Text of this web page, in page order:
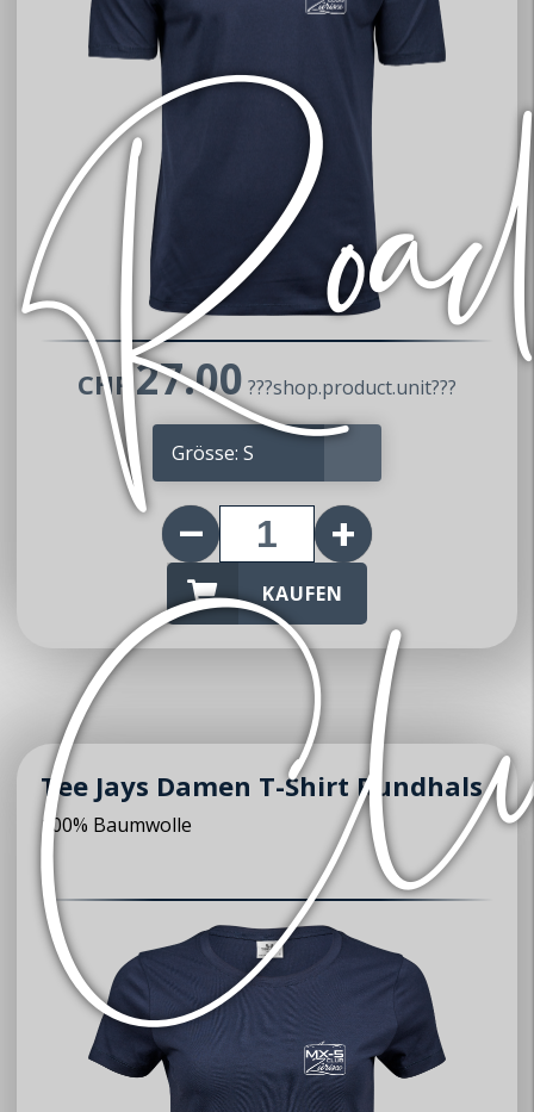
CHF27.00 ???shop.product.unit???
KAUFEN
Tee Jays Damen T-Shirt Rundhals
100% Baumwolle